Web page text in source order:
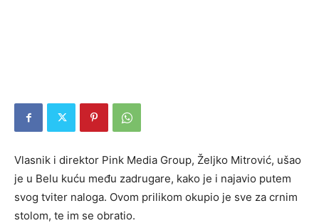
Vlasnik i direktor Pink Media Group, Željko Mitrović, ušao
je u Belu kuću među zadrugare, kako je i najavio putem
svog tviter naloga. Ovom prilikom okupio je sve za crnim
stolom, te im se obratio.